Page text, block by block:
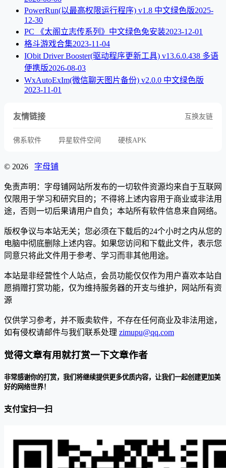
PowerRun(以最高权限运行程序) v1.8 中文绿色版2025-
12-30
PC 《太阁立志传系列》中文绿色免安装2023-12-01
格斗游戏合集2023-11-04
IObit Driver Booster(驱动程序更新工具) v13.6.0.438 多语
便携版2026-08-03
WxAutoExIm(微信聊天图片备份) v2.0.0 中文绿色版
2023-11-01
友情链接 互换友链
佛系软件 异星软件空间 硬核APK
© 2026 字母铺
免责声明：字母铺网站所发布的一切软件资源均来自于互联网
仅限用于学习和研究目的；不得将上述内容用于商业或非法用
途，否则一切后果请用户自负；本站所有软件信息来自网络。
版权争议与本站无关；您必须在下载后的24个小时之内从您的
电脑中彻底删除上述内容。如果您访问和下载此文件，表示您
同意只将此文件用于参考、学习而非其他用途。
本站是非经营性个人站点，会员功能仅仅作为用户喜欢本站自
愿捐赠打赏功能，仅为维持服务器的开支与维护，网站所有资
源
仅供学习参考，并不贩卖软件，不存在任何商业及非法用途，
如有侵权请邮件与我们联系处理 zimupu@qq.com
觉得文章有用就打赏一下文章作者
非常感谢你的打赏，我们将继续提供更多优质内容，让我们一起创建更加美
好的网络世界！
支付宝扫一扫